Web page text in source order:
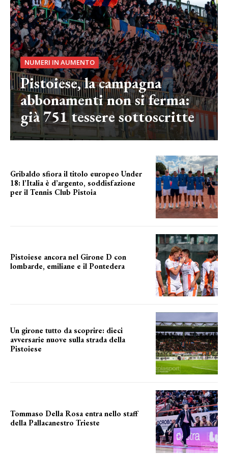
NUMERI IN AUMENTO
Pistoiese, la campagna
abbonamenti non si ferma:
già 751 tessere sottoscritte
Gribaldo sfiora il titolo europeo Under
18: l’Italia è d’argento, soddisfazione
per il Tennis Club Pistoia
Pistoiese ancora nel Girone D con
lombarde, emiliane e il Pontedera
Un girone tutto da scoprire: dieci
avversarie nuove sulla strada della
Pistoiese
Tommaso Della Rosa entra nello staff
della Pallacanestro Trieste